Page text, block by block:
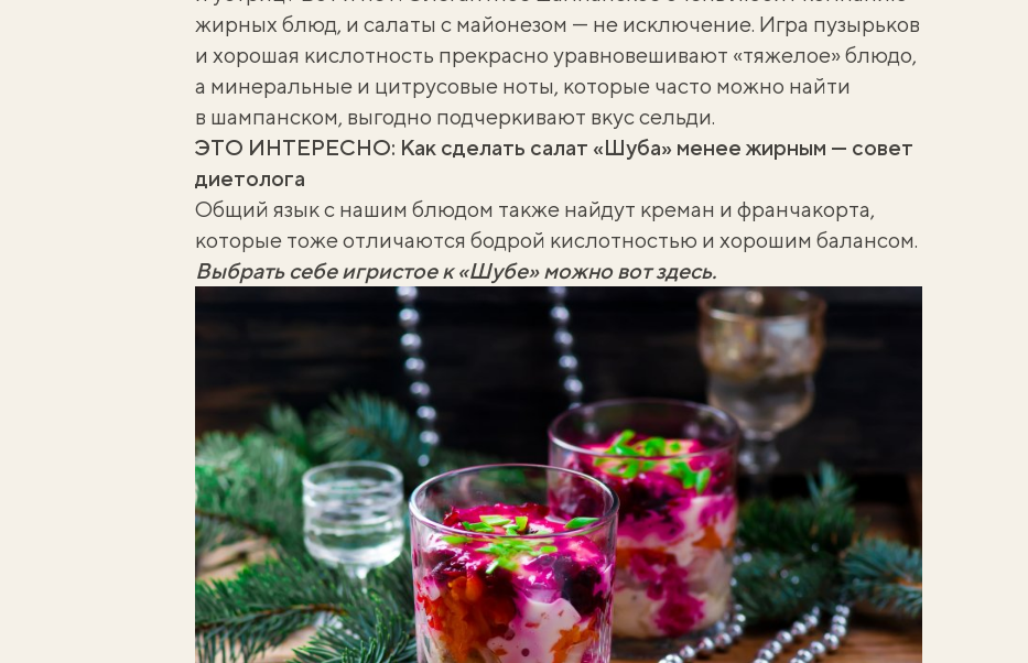
жирных блюд, и салаты с майонезом — не исключение. Игра пузырьков
и хорошая кислотность прекрасно уравновешивают «тяжелое» блюдо,
а минеральные и цитрусовые ноты, которые часто можно найти
в шампанском, выгодно подчеркивают вкус сельди.
ЭТО ИНТЕРЕСНО: Как сделать салат «Шуба» менее жирным — совет
диетолога
Общий язык с нашим блюдом также найдут креман и франчакорта,
которые тоже отличаются бодрой кислотностью и хорошим балансом.
Выбрать себе игристое к «Шубе» можно вот здесь.